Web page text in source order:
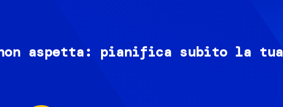
aspetta: pianifica subito la